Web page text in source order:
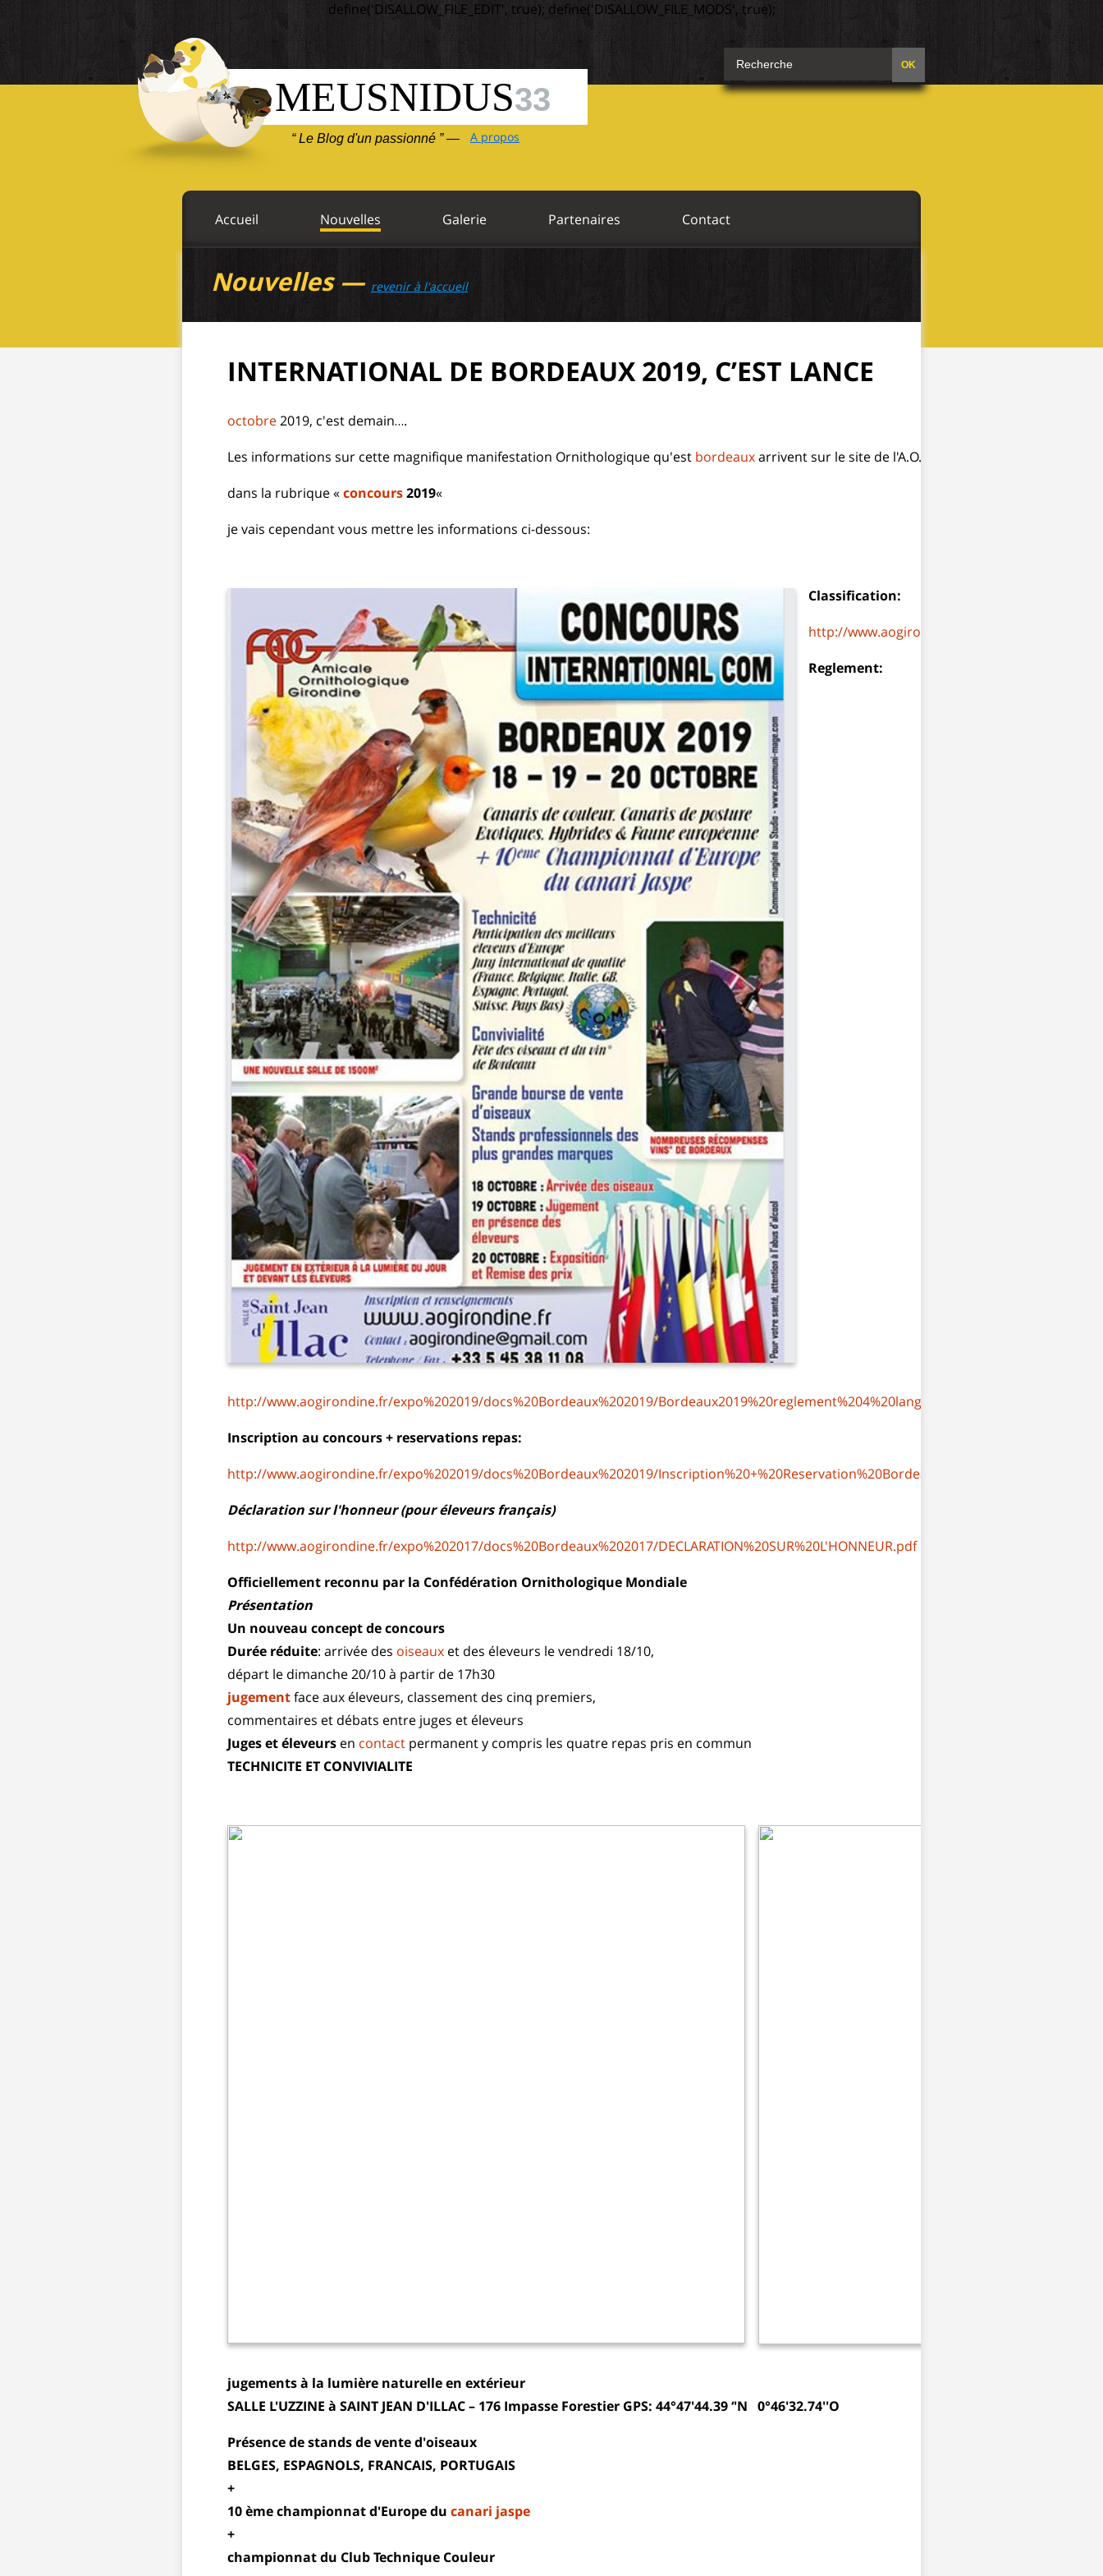
define('DISALLOW_FILE_EDIT', true); define('DISALLOW_FILE_MODS', true);
MEUSNIDUS33
“ Le Blog d'un passionné ” — A propos
Accueil Nouvelles Galerie Partenaires Contact
Nouvelles — revenir à l'accueil
INTERNATIONAL DE BORDEAUX 2019, C’EST LANCE
octobre2019, c'est demain….
Les informations sur cette magnifique manifestation Ornithologique qu'est bordeauxarrivent sur le site de l'A.O.G., vous pouvez les y
dans la rubrique «concours2019«
je vais cependant vous mettre les informations ci-dessous:
Classification:
http://www.aogirondine.fr/expo%202019/
Reglement:
http://www.aogirondine.fr/expo%202019/docs%20Bordeaux%202019/Bordeaux2019%20reglement%204%20langues.pdf
Inscription au concours + reservations repas:
http://www.aogirondine.fr/expo%202019/docs%20Bordeaux%202019/
Déclaration sur l'honneur (pour éleveurs français)
http://www.aogirondine.fr/expo%202017/docs%20Bordeaux%202017/DECLARATION%20SUR%20L'HONNEUR.pdf
Officiellement reconnu par la Confédération Ornithologique Mondiale
Présentation
Un nouveau concept de concours
Durée réduite: arrivée des oiseaux et des éleveurs le vendredi 18/10,
départ le dimanche20/10 à partir de 17h30
jugementface aux éleveurs, classement des cinq premiers,
commentaires et débats entre juges et éleveurs
Juges et éleveurs en contact permanent y compris les quatre repas pris en commun
TECHNICITE ET CONVIVIALITE
jugements à la lumière naturelle en extérieur
SALLE L'UZZINE à SAINT JEAN D'ILLAC – 176 Impasse Forestier GPS: 44°47'44.39 ‘'N 0°46'32.74''O
Présence de stands de vente d'oiseaux
BELGES, ESPAGNOLS, FRANCAIS, PORTUGAIS
+
10 ème championnat d'Europe du canari jaspe
+
championnat du Club Technique Couleur